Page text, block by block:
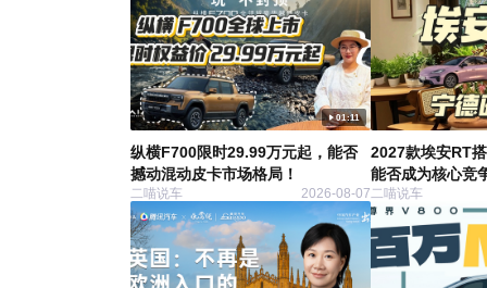
01:11
纵横F700限时29.99万元起，能否
撼动混动皮卡市场格局！
二喵说车 2026-08-07
2027款埃安RT
能否成为核心竞
二喵说车